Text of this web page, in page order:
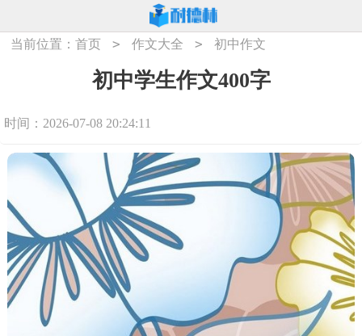
当前位置：首页 > 作文大全 > 初中作文
初中学生作文400字
时间：2026-07-08 20:24:11